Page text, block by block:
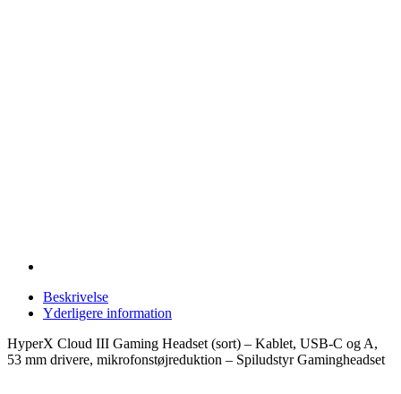
Beskrivelse
Yderligere information
HyperX Cloud III Gaming Headset (sort) – Kablet, USB-C og A,
53 mm drivere, mikrofonstøjreduktion – Spiludstyr Gamingheadset